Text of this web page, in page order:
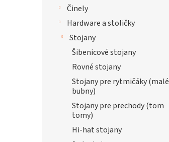
Činely
Hardware a stoličky
Stojany
Šibenicové stojany
Rovné stojany
Stojany pre rytmičáky (malé
bubny)
Stojany pre prechody (tom
tomy)
Hi-hat stojany